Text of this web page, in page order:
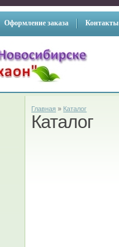
Оформление заказа Контакты
Главная » Каталог
Каталог